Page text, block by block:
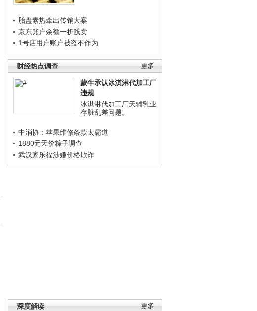
胎盘素热牵出传销大案
京东账户余额一折贱卖
1号店用户账户被盗不作为
更多
财经热点调查
蒙牛承认冰淇淋代加工厂
违规
冰淇淋代加工厂天辅乳业
存脏乱差问题。
中消协：苹果维修条款太霸道
1880元天价粽子调查
武汉家乐福涉嫌价格欺诈
更多
深度解读